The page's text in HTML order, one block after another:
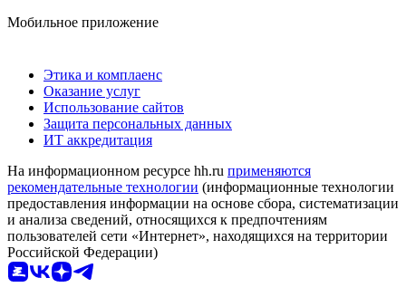
Мобильное приложение
Этика и комплаенс
Оказание услуг
Использование сайтов
Защита персональных данных
ИТ аккредитация
На информационном ресурсе hh.ru применяются
рекомендательные технологии (информационные технологии
предоставления информации на основе сбора, систематизации
и анализа сведений, относящихся к предпочтениям
пользователей сети «Интернет», находящихся на территории
Российской Федерации)